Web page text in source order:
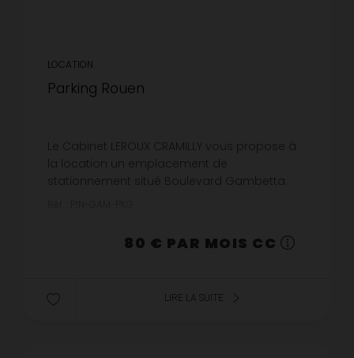
LOCATION
Parking Rouen
Le Cabinet LEROUX CRAMILLY vous propose à
la location un emplacement de
stationnement situé Boulevard Gambetta.
80 € PAR MOIS CC
LIRE LA SUITE